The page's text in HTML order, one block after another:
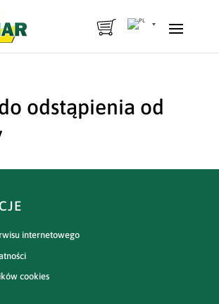
odstąpienia od
internetowego
cookies